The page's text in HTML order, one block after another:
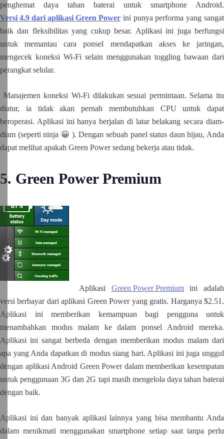
penghemat daya tahan baterai untuk smartphone Android.
Versi 4.9 dari aplikasi Green Power ini punya performa yang sangat
baik dan fleksibilitas yang cukup besar. Aplikasi ini juga berfungsi
untuk memantau cara ponsel mendapatkan akses ke jaringan,
mengecek koneksi Wi-Fi selain menggunakan toggling bawaan dari
perangkat selular.
Manajemen koneksi Wi-Fi dilakukan sesuai permintaan. Selama itu
diatur, ia tidak akan pernah membutuhkan CPU untuk dapat
beroperasi. Aplikasi ini hanya berjalan di latar belakang secara diam-
diam (seperti ninja 😀 ). Dengan sebuah panel status daun hijau, Anda
dapat melihat apakah Green Power sedang bekerja atau tidak.
5. Green Power Premium
Aplikasi Green Power Premiumini adalah
versi berbayar dari aplikasi Green Power yang gratis. Harganya $2.51.
Aplikasi ini memberikan kemampuan bagi pengguna untuk
menambahkan modus malam ke dalam ponsel Android mereka.
Aplikasi ini sangat berbeda dengan memberikan modus malam dari
apa yang Anda dapatkan di modus siang hari. Aplikasi ini juga unggul
dengan aplikasi Android Green Power dalam memberikan kesempatan
untuk penggunaan 3G dan 2G tapi masih mengelola daya tahan baterai
dengan baik.
Aplikasi ini dan banyak aplikasi lainnya yang bisa membantu Anda
dalam menikmati menggunakan smartphone setiap saat tanpa perlu